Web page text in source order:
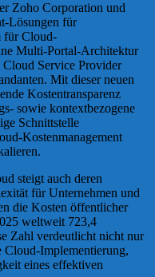
Zoho Corporation und
Lösungen für
für Cloud-
Multi-Portal-Architektur
Service Provider
Mit dieser neuen
Kostentransparenz
sowie kontextbezogene
Schnittstelle
Kostenmanagement
steigt auch deren
für Unternehmen und
die Kosten öffentlicher
weltweit 723,4
Zahl verdeutlicht nicht nur
Cloud-Implementierung,
eines effektiven